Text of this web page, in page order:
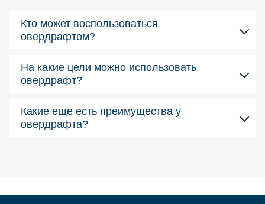
Кто может воспользоваться
овердрафтом?
На какие цели можно использовать
овердрафт?
Какие еще есть преимущества у
овердрафта?